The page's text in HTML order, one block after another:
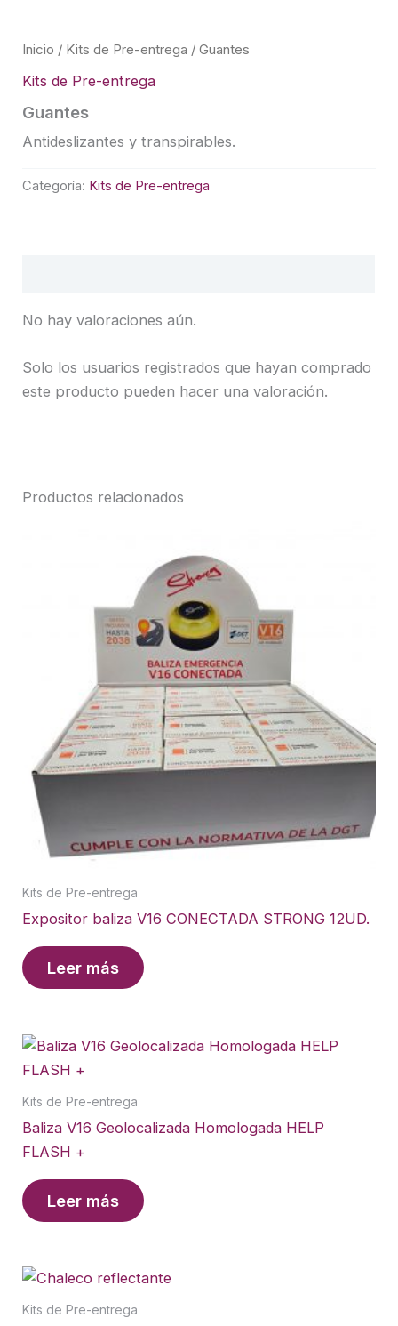
Inicio / Kits de Pre-entrega / Guantes
Kits de Pre-entrega
Guantes
Antideslizantes y transpirables.
Categoría: Kits de Pre-entrega
No hay valoraciones aún.
Solo los usuarios registrados que hayan comprado
este producto pueden hacer una valoración.
Productos relacionados
Kits de Pre-entrega
Expositor baliza V16 CONECTADA STRONG 12UD.
Leer más
Kits de Pre-entrega
Baliza V16 Geolocalizada Homologada HELP
FLASH +
Leer más
Kits de Pre-entrega